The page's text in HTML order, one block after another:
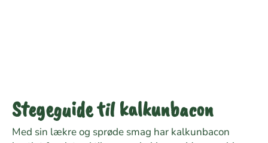
Stegeguide til kalkunbacon
Med sin lækre og sprøde smag har kalkunbacon